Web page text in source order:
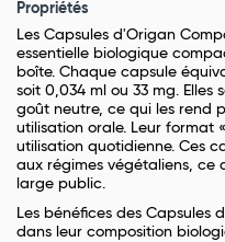
Propriétés
Les Capsules d'Origan
essentielle biologique
boîte. Chaque capsule
soit 0,034 ml ou 33 mg.
goût neutre, ce qui les rend
utilisation orale. Leur format
utilisation quotidienne. Ces
aux régimes végétaliens, ce
large public.
Les bénéfices des Capsules
dans leur composition